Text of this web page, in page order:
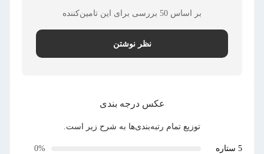
بر اساس 50 بررسی برای این تامین‌کننده
نظر نوشتن
عکس درجه بندی
توزیع تمام رتبه‌بندی‌ها به شرح زیر است.
5 ستاره
0%